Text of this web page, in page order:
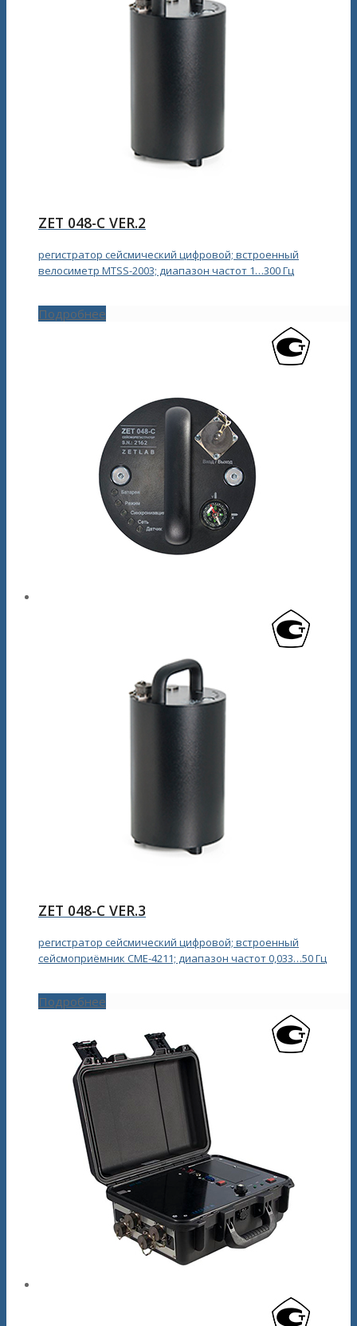
ZET 048-С VER.2
регистратор сейсмический цифровой; встроенный
велосиметр MTSS-2003; диапазон частот 1…300 Гц
Подробнее
ZET 048-С VER.3
регистратор сейсмический цифровой; встроенный
сейсмоприёмник CME-4211; диапазон частот 0,033…50 Гц
Подробнее